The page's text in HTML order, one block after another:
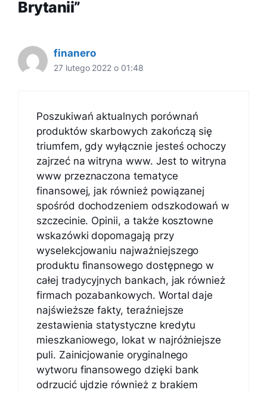
Brytanii”
finanero
27 lutego 2022 o 01:48
Poszukiwań aktualnych porównań
produktów skarbowych zakończą się
triumfem, gdy wyłącznie jesteś ochoczy
zajrzeć na witryna www. Jest to witryna
www przeznaczona tematyce
finansowej, jak również powiązanej
spośród dochodzeniem odszkodowań w
szczecinie. Opinii, a także kosztowne
wskazówki dopomagają przy
wyselekcjowaniu najważniejszego
produktu finansowego dostępnego w
całej tradycyjnych bankach, jak również
firmach pozabankowych. Wortal daje
najświeższe fakty, teraźniejsze
zestawienia statystyczne kredytu
mieszkaniowego, lokat w najróżniejsze
puli. Zainicjowanie oryginalnego
wytworu finansowego dzięki bank
odrzucić ujdzie również z brakiem